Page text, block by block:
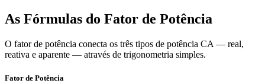
As Fórmulas do Fator de Potência
O fator de potência conecta os três tipos de potência CA — real,
reativa e aparente — através de trigonometria simples.
Fator de Potência